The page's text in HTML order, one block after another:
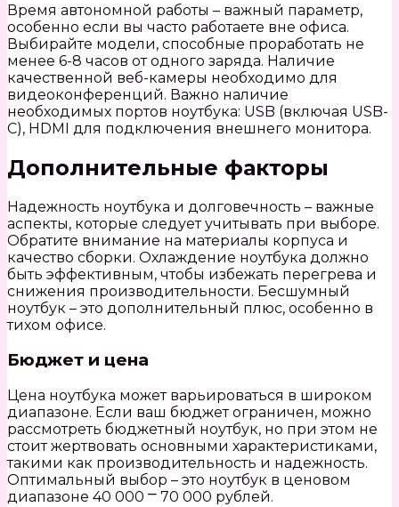
Время автономной работы – важный параметр,
особенно если вы часто работаете вне офиса.
Выбирайте модели, способные проработать не
менее 6-8 часов от одного заряда. Наличие
качественной веб-камеры необходимо для
видеоконференций. Важно наличие
необходимых портов ноутбука: USB (включая USB-
C), HDMI для подключения внешнего монитора.
Дополнительные факторы
Надежность ноутбука и долговечность – важные
аспекты, которые следует учитывать при выборе.
Обратите внимание на материалы корпуса и
качество сборки. Охлаждение ноутбука должно
быть эффективным, чтобы избежать перегрева и
снижения производительности. Бесшумный
ноутбук – это дополнительный плюс, особенно в
тихом офисе.
Бюджет и цена
Цена ноутбука может варьироваться в широком
диапазоне. Если ваш бюджет ограничен, можно
рассмотреть бюджетный ноутбук, но при этом не
стоит жертвовать основными характеристиками,
такими как производительность и надежность.
Оптимальный выбор – это ноутбук в ценовом
диапазоне 40 000 ⎻ 70 000 рублей.